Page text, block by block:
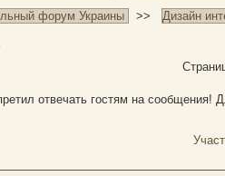
форум Украины >>
Дизайн
отвечать гостям на сообщения!